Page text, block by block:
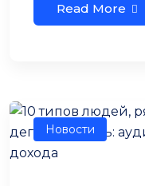
Read More
Новости